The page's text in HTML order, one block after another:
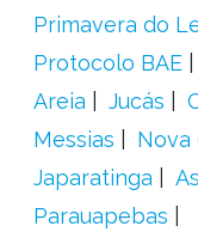
Primavera do
Protocolo BAE
Areia
Jucás
Messias
Nova
Japaratinga
Parauapebas